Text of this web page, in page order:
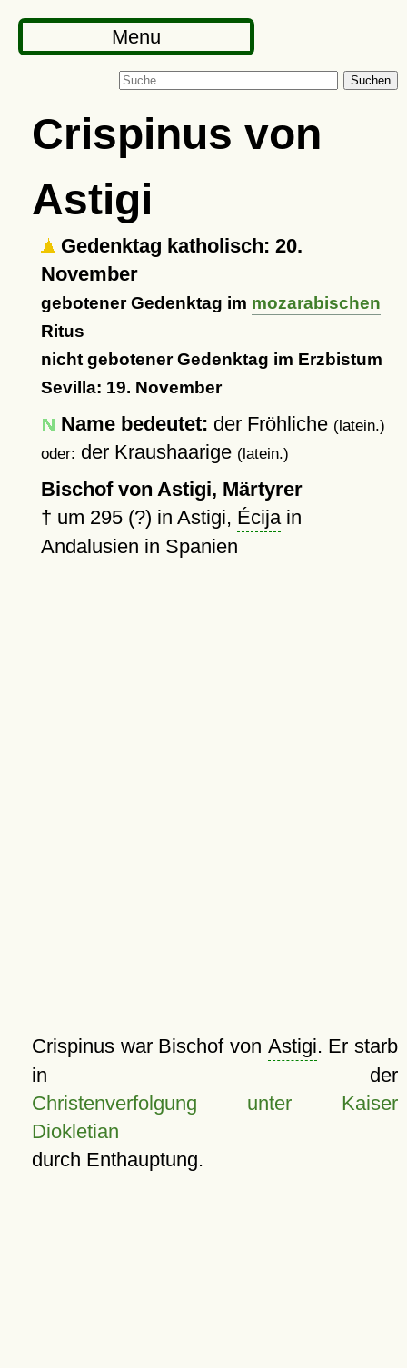
Menu
Suchen
Crispinus von
Astigi
Gedenktag katholisch: 20.
November
gebotener Gedenktag im mozarabischen
Ritus
nicht gebotener Gedenktag im Erzbistum
Sevilla: 19. November
Name bedeutet: der Fröhliche (latein.)
oder: der Kraushaarige (latein.)
Bischof von Astigi, Märtyrer
† um 295 (?) in Astigi, Écijain
Andalusien in Spanien
Crispinus war Bischof von Astigi. Er starb
in der
Christenverfolgung unter Kaiser
Diokletian
durch Enthauptung.